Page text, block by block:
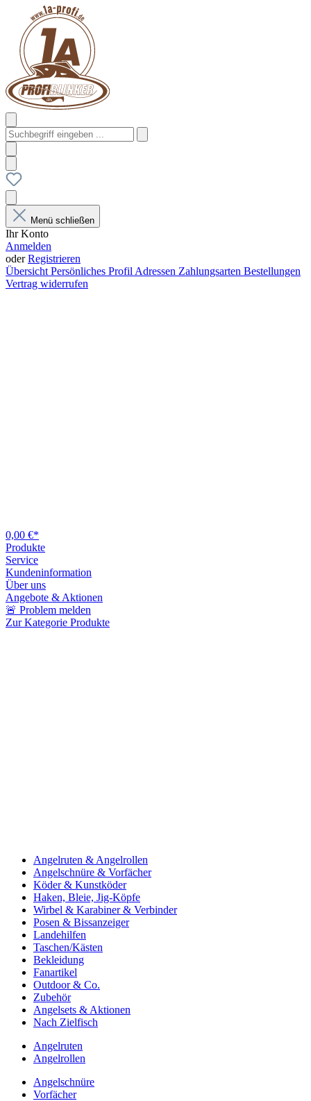
Menü schließen
Ihr Konto
Anmelden
oderRegistrieren
Übersicht Persönliches Profil Adressen Zahlungsarten Bestellungen
Vertrag widerrufen
0,00 €*
Produkte
Service
Kundeninformation
Über uns
Angebote & Aktionen
🚨 Problem melden
Zur Kategorie Produkte
Angelruten & Angelrollen
Angelschnüre & Vorfächer
Köder & Kunstköder
Haken, Bleie, Jig-Köpfe
Wirbel & Karabiner & Verbinder
Posen & Bissanzeiger
Landehilfen
Taschen/Kästen
Bekleidung
Fanartikel
Outdoor & Co.
Zubehör
Angelsets & Aktionen
Nach Zielfisch
Angelruten
Angelrollen
Angelschnüre
Vorfächer